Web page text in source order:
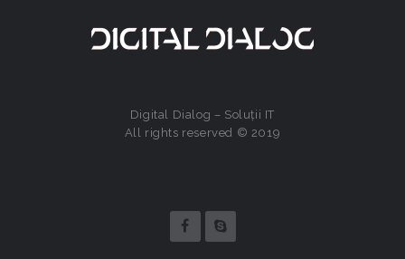
Digital Dialog – Soluții IT
All rights reserved © 2019